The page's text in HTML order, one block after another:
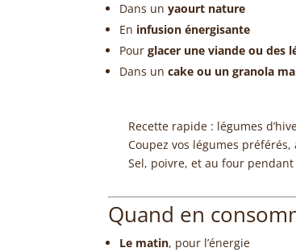
Dans unyaourt nature
En infusion énergisante
Pourglacer une viande ou des
Dans uncake ou un granola
Recette rapide : légumes
Coupez vos légumes
Sel, poivre, et au four pendant
Quand en
Le matin, pour l’énergie